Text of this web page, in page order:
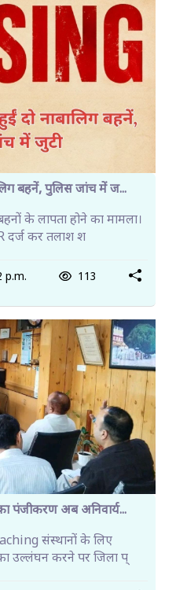
बहनें, पुलिस जांच में ज...
के लापता होने का मामला।
दर्ज कर तलाश श
p.m. 113
पंजीकरण अब अनिवार्य...
संस्थानों के लिए
उल्लंघन करने पर जिला प्